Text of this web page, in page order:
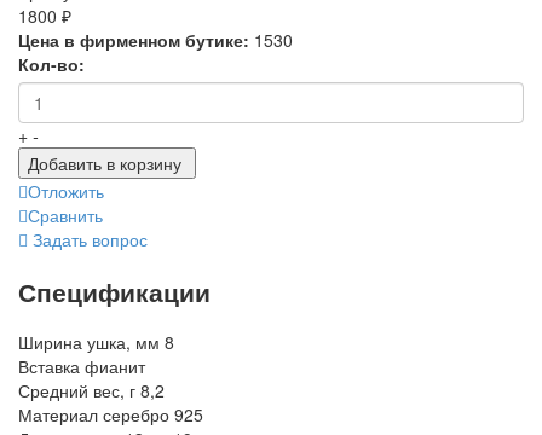
1800 ₽
Цена в фирменном бутике: 1530
Кол-во:
+ -
Добавить в корзину
Отложить
Сравнить
Задать вопрос
Спецификации
Ширина ушка, мм 8
Вставка фианит
Средний вес, г 8,2
Материал серебро 925